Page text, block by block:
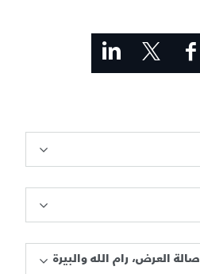
صالة العرض، رام الله والبيرة